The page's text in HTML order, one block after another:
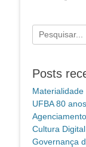
Pesquisar
por:
Posts
UFBA 80 anos
Cultura
Governança